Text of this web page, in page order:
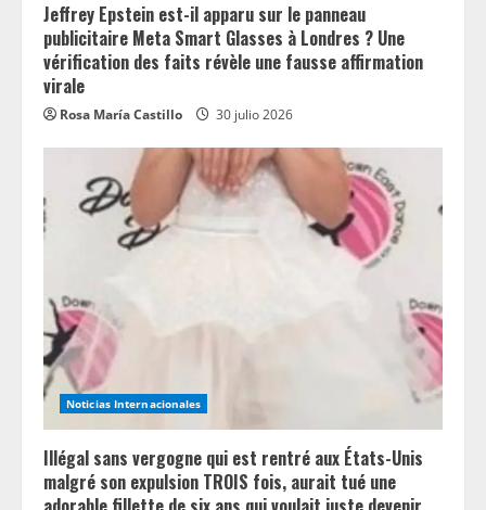
Jeffrey Epstein est-il apparu sur le panneau
publicitaire Meta Smart Glasses à Londres ? Une
vérification des faits révèle une fausse affirmation
virale
Rosa María Castillo 30 julio 2026
Noticias Internacionales
Illégal sans vergogne qui est rentré aux États-Unis
malgré son expulsion TROIS fois, aurait tué une